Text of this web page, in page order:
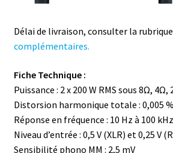
Délai de livraison, consulter la rubrique
complémentaires.
Fiche Technique :
Puissance : 2 x 200 W RMS sous 8Ω,
Distorsion harmonique totale : 0,005 %
Réponse en fréquence : 10 Hz à 100
Niveau d’entrée : 0,5 V (XLR) et 0,25 V
Sensibilité phono MM : 2,5 mV